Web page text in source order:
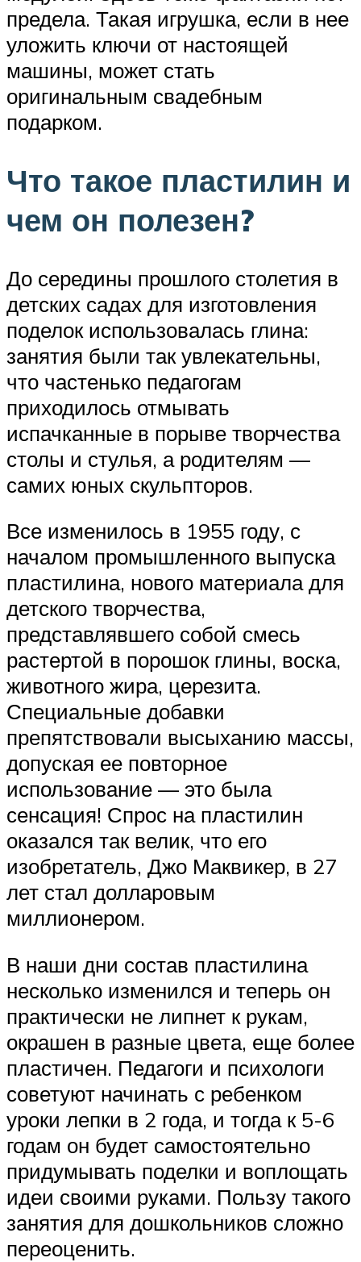
предела. Такая игрушка, если в нее
уложить ключи от настоящей
машины, может стать
оригинальным свадебным
подарком.
Что такое пластилин и
чем он полезен?
До середины прошлого столетия в
детских садах для изготовления
поделок использовалась глина:
занятия были так увлекательны,
что частенько педагогам
приходилось отмывать
испачканные в порыве творчества
столы и стулья, а родителям —
самих юных скульпторов.
Все изменилось в 1955 году, с
началом промышленного выпуска
пластилина, нового материала для
детского творчества,
представлявшего собой смесь
растертой в порошок глины, воска,
животного жира, церезита.
Специальные добавки
препятствовали высыханию массы,
допуская ее повторное
использование — это была
сенсация! Спрос на пластилин
оказался так велик, что его
изобретатель, Джо Маквикер, в 27
лет стал долларовым
миллионером.
В наши дни состав пластилина
несколько изменился и теперь он
практически не липнет к рукам,
окрашен в разные цвета, еще более
пластичен. Педагоги и психологи
советуют начинать с ребенком
уроки лепки в 2 года, и тогда к 5-6
годам он будет самостоятельно
придумывать поделки и воплощать
идеи своими руками. Пользу такого
занятия для дошкольников сложно
переоценить.